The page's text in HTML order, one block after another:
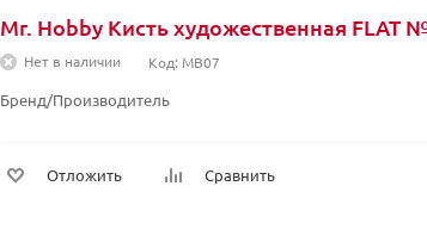
Mr. Hobby Кисть художественная FLAT
Нет в наличии Код: MB07
Бренд/Производитель
Отложить Сравнить